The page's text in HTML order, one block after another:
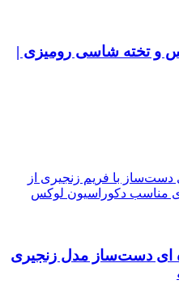
و تخته شاسی رومیزی |
ای دست‌ساز مدل زنجیری